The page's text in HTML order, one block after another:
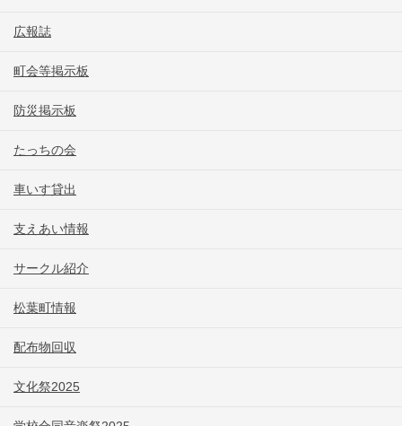
広報誌
町会等掲示板
防災掲示板
たっちの会
車いす貸出
支えあい情報
サークル紹介
松葉町情報
配布物回収
文化祭2025